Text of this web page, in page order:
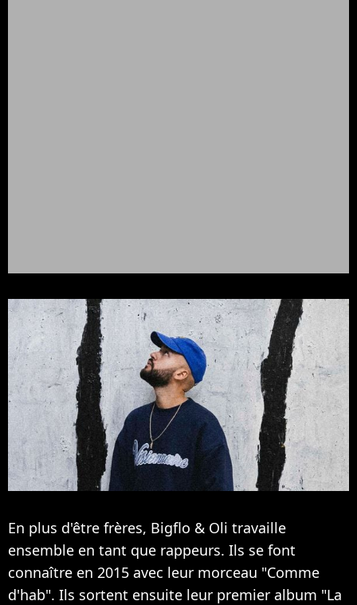
En plus d'être frères, Bigflo & Oli travaille
ensemble en tant que rappeurs. Ils se font
connaître en 2015 avec leur morceau "Comme
d'hab". Ils sortent ensuite leur premier album "La